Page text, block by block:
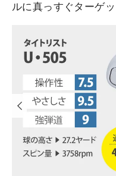
ルに真っすぐターゲ